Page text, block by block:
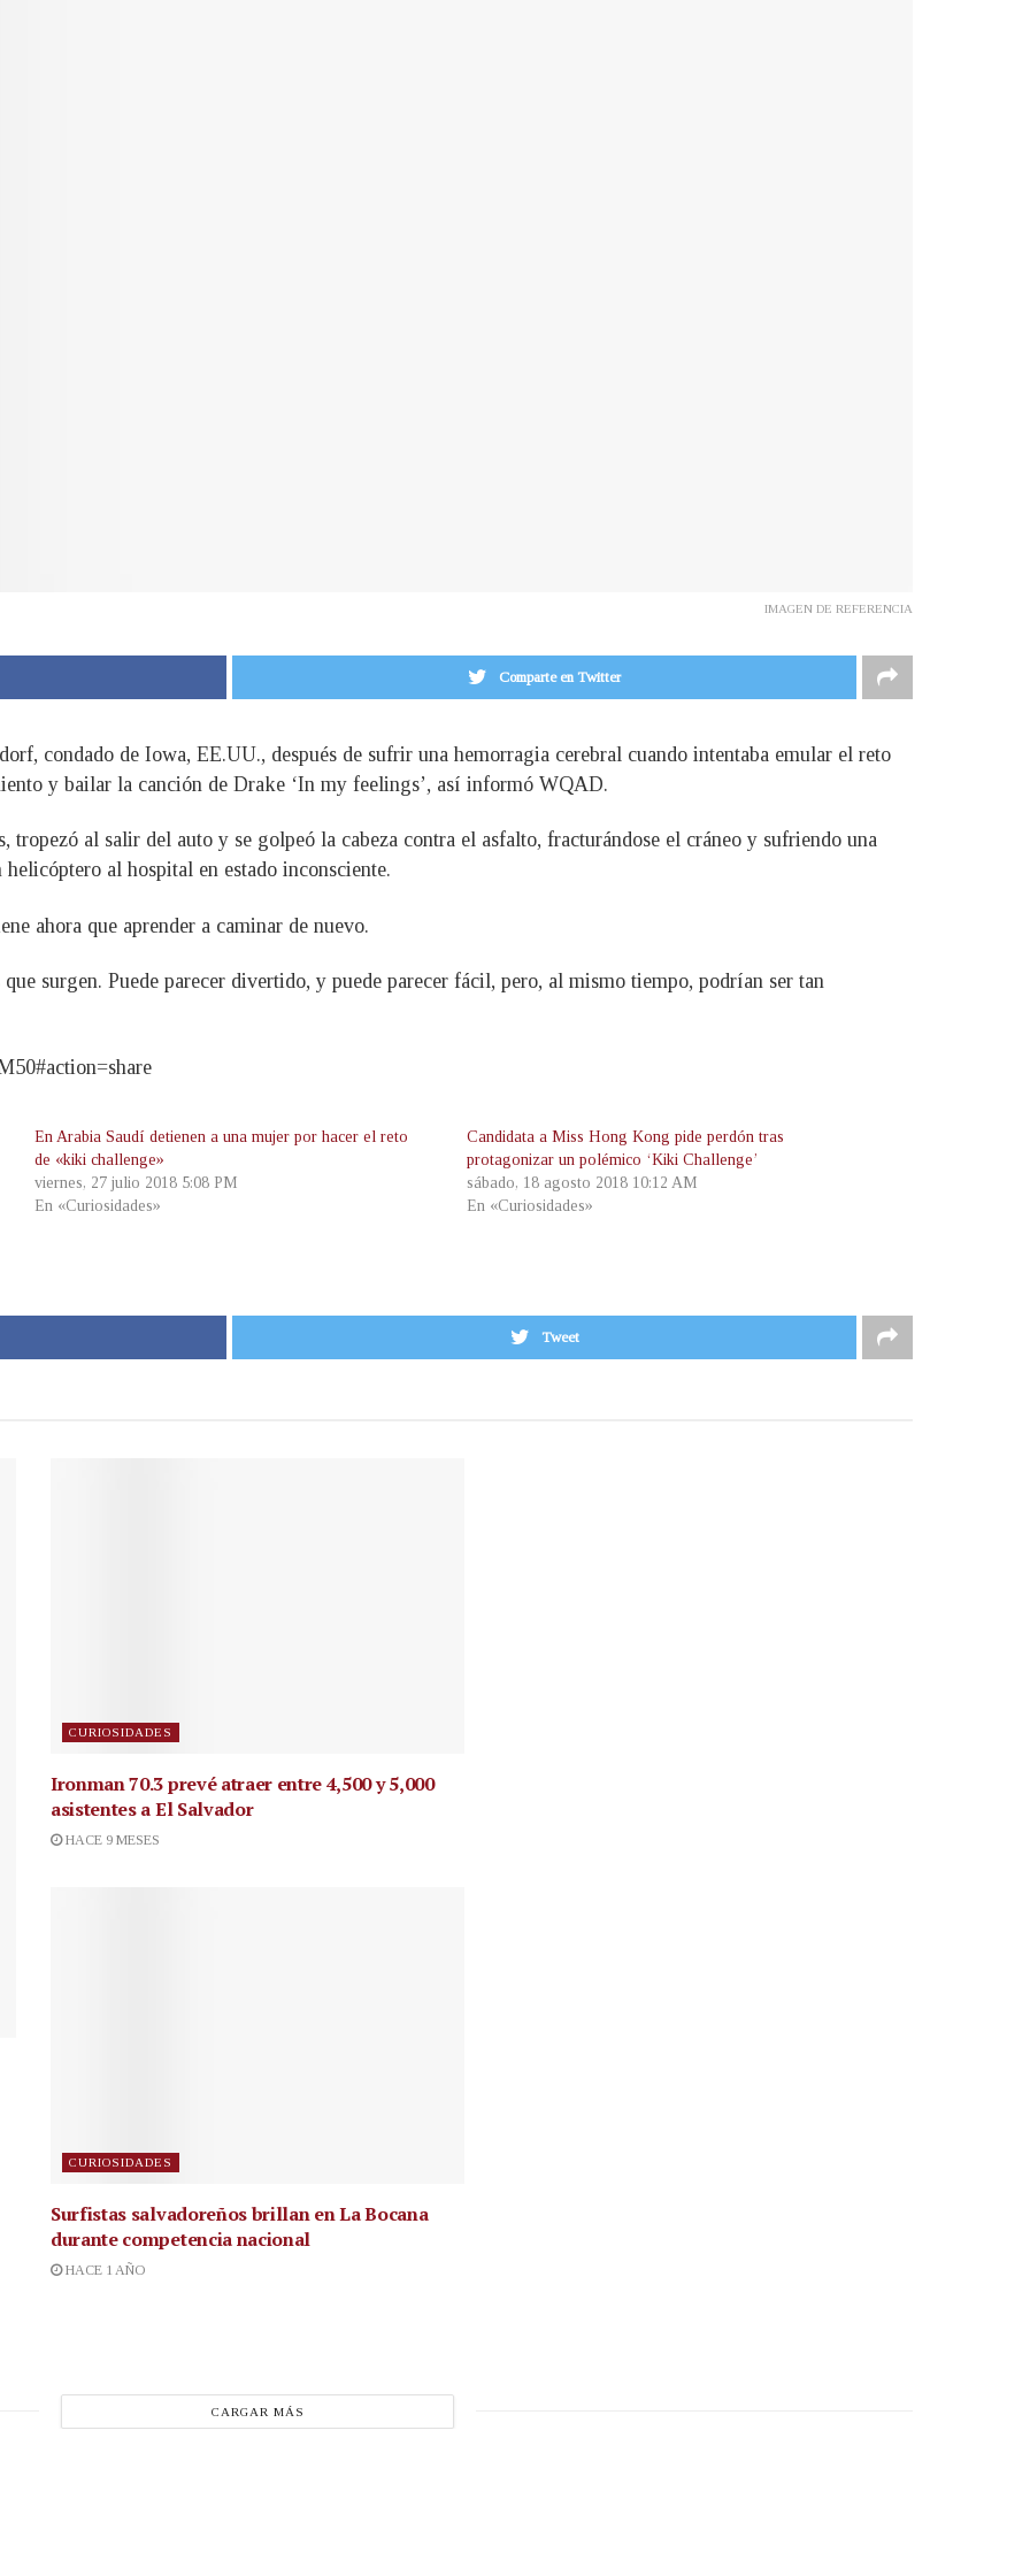
IMAGEN DE REFERENCIA
Comparte en Twitter
condado de Iowa, EE.UU., después de sufrir una hemorragia cerebral cuando intentaba emular el reto
y bailar la canción de Drake ‘In my feelings’, así informó WQAD.
tropezó al salir del auto y se golpeó la cabeza contra el asfalto, fracturándose el cráneo y sufriendo una
al hospital en estado inconsciente.
ahora que aprender a caminar de nuevo.
surgen. Puede parecer divertido, y puede parecer fácil, pero, al mismo tiempo, podrían ser tan
En Arabia Saudí detienen a una mujer por hacer el reto
de «kiki challenge»
viernes, 27 julio 2018 5:08 PM
En «Curiosidades»
Candidata a Miss Hong Kong pide perdón tras
protagonizar un polémico ‘Kiki Challenge’
sábado, 18 agosto 2018 10:12 AM
En «Curiosidades»
Tweet
CURIOSIDADES
Ironman 70.3 prevé atraer entre 4,500 y 5,000
asistentes a El Salvador
HACE 9 MESES
CURIOSIDADES
Surfistas salvadoreños brillan en La Bocana
durante competencia nacional
HACE 1 AÑO
CARGAR MÁS